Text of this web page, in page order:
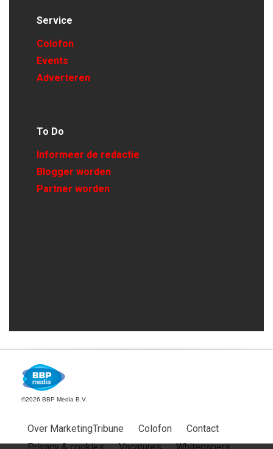
Service
Colofon
Events
Adverteren
To Do
Informeer de redactie
Blogger worden
Partner worden
©2026 BBP Media B.V.
Over MarketingTribune Colofon
Contact